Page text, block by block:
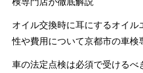
オイル交換時に耳にするオイ
性や費用について京都市の車検
車の法定点検は必須で受ける